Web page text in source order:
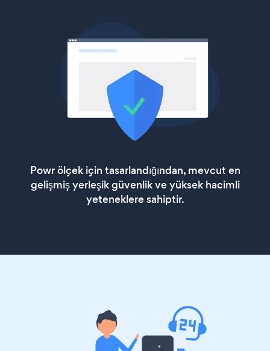
Powr ölçek için tasarlandığından, mevcut en
gelişmiş yerleşik güvenlik ve yüksek hacimli
yeteneklere sahiptir.